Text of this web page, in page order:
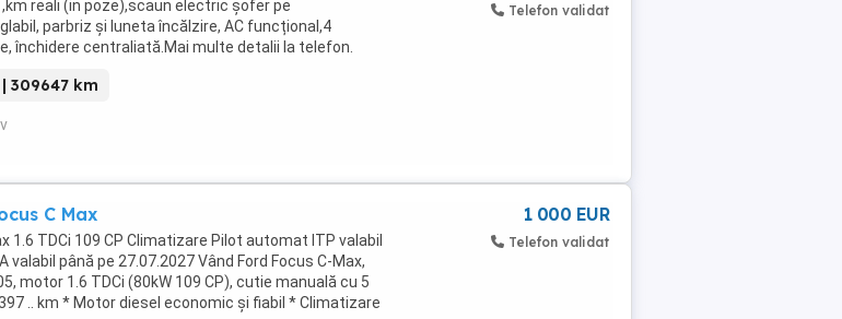
reali (in poze),scaun electric șofer pe
parbriz și luneta încălzire, AC funcțional,4
închidere centraliată.Mai multe detalii la telefon.
309647 km
Telefon validat
C Max
1.6 TDCi 109 CP Climatizare Pilot automat ITP valabil
valabil până pe 27.07.2027 Vând Ford Focus C-Max,
motor 1.6 TDCi (80kW 109 CP), cutie manuală cu 5
.. km * Motor diesel economic și fiabil * Climatizare
1 000 EUR
Telefon validat